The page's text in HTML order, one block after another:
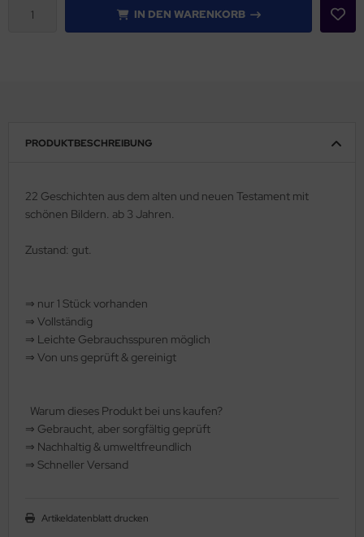
IN DEN WARENKORB
PRODUKTBESCHREIBUNG
22 Geschichten aus dem alten und neuen Testament mit
schönen Bildern. ab 3 Jahren.
Zustand: gut.
⇒ nur 1 Stück vorhanden
⇒ Vollständig
⇒ ️ Leichte Gebrauchsspuren möglich
⇒ Von uns geprüft & gereinigt
Warum dieses Produkt bei uns kaufen?
⇒ ️ Gebraucht, aber sorgfältig geprüft
⇒ ️ Nachhaltig & umweltfreundlich
⇒ ️ Schneller Versand
Artikeldatenblatt drucken
Spielsachen
/ Werken